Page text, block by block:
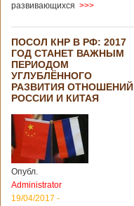
развивающихся >>>
ПОСОЛ КНР В РФ: 2017
ГОД СТАНЕТ ВАЖНЫМ
ПЕРИОДОМ
УГЛУБЛЁННОГО
РАЗВИТИЯ ОТНОШЕНИЙ
РОССИИ И КИТАЯ
Опубл.
Administrator
19/04/2017 -